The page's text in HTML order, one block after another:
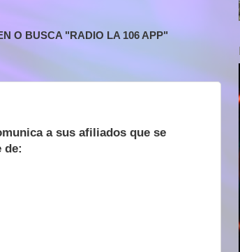
O BUSCA "RADIO LA 106 APP"
a sus afiliados que se
de: